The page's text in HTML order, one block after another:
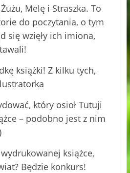
Melę i Straszka. To
do poczytania, o tym
się wzięły ich imiona,
książki! Z kilku tych,
który osioł Tutuji
– podobno jest z nim
książce,
Będzie konkurs!